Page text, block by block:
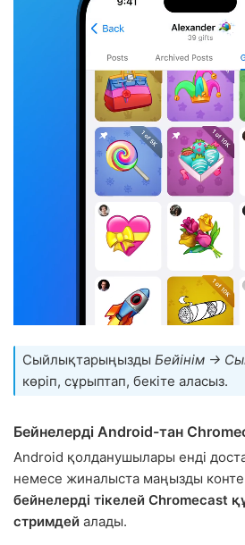
Сыйлықтарыңызды Бейінім →
көріп, сұрыптап, бекіте аласыз.
Бейнелерді Android-тан
Android қолданушылары енді
немесе жиналыста маңызды
бейнелерді тікелей Chromecast
стримдей алады.